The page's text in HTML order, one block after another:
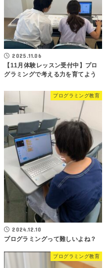
2025.11.06
【11月体験レッスン受付中】プロ
グラミングで考える力を育てよう
プログラミング教育
2024.12.10
プログラミングって難しいよね？
プログラミング教育